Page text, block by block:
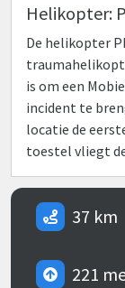
Helikopter:
De helikopter
is om een
incident te
locatie de
toestel vliegt
37 km
221